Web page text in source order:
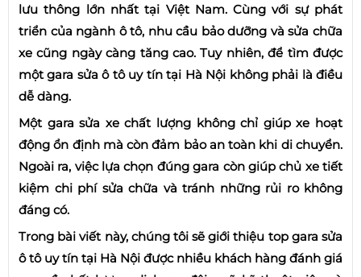
lưu thông lớn nhất tại Việt Nam. Cùng với sự phát
triển của ngành ô tô, nhu cầu bảo dưỡng và sửa chữa
xe cũng ngày càng tăng cao. Tuy nhiên, để tìm được
một gara sửa ô tô uy tín tại Hà Nội không phải là điều
dễ dàng.
Một gara sửa xe chất lượng không chỉ giúp xe hoạt
động ổn định mà còn đảm bảo an toàn khi di chuyển.
Ngoài ra, việc lựa chọn đúng gara còn giúp chủ xe tiết
kiệm chi phí sửa chữa và tránh những rủi ro không
đáng có.
Trong bài viết này, chúng tôi sẽ giới thiệu top gara sửa
ô tô uy tín tại Hà Nội được nhiều khách hàng đánh giá